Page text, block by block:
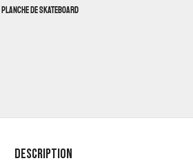
Planche De Skateboard
Description